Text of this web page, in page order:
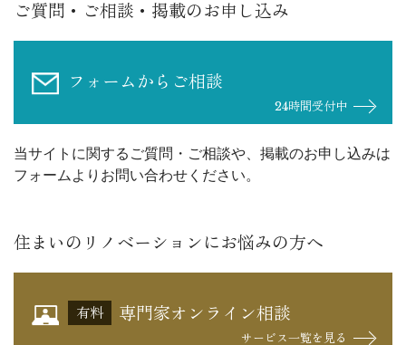
ご質問・ご相談・掲載のお申し込み
フォームからご相談
24時間受付中
当サイトに関するご質問・ご相談や、掲載のお申し込みは
フォームよりお問い合わせください。
住まいのリノベーションにお悩みの方へ
有料 専門家オンライン相談
サービス一覧を見る